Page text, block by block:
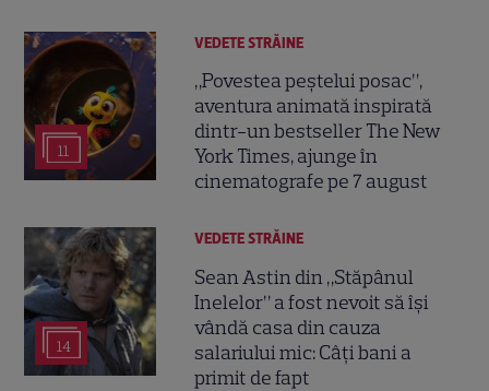
11
VEDETE STRĂINE
„Povestea peștelui posac”,
aventura animată inspirată
dintr-un bestseller The New
York Times, ajunge în
cinematografe pe 7 august
14
VEDETE STRĂINE
Sean Astin din „Stăpânul
Inelelor” a fost nevoit să își
vândă casa din cauza
salariului mic: Câți bani a
primit de fapt